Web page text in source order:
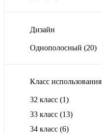
Дизайн
Однополосный (20)
Класс использования
32 класс (1)
33 класс (13)
34 класс (6)